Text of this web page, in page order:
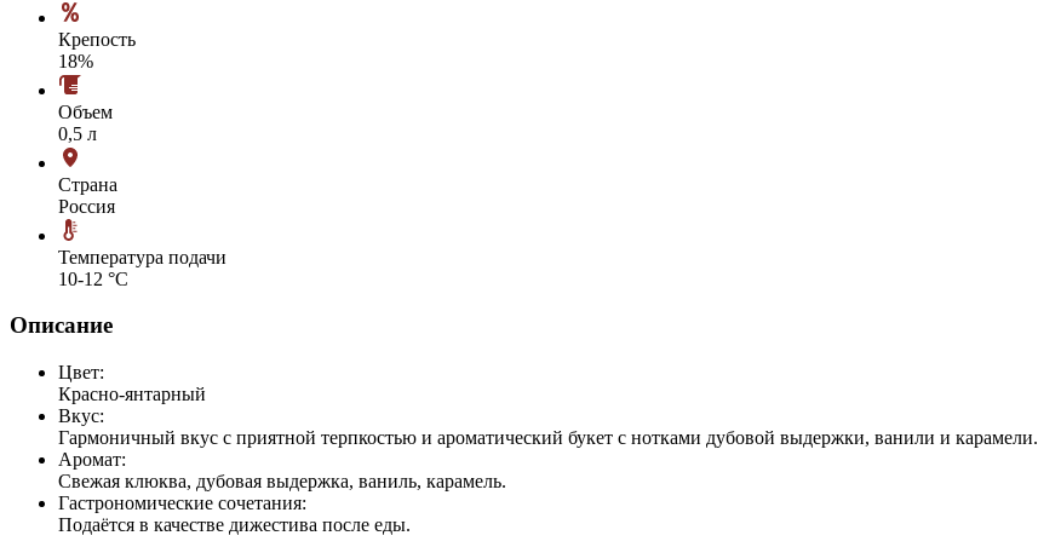
Крепость
18%
Объем
0,5 л
Страна
Россия
Температура подачи
10-12 °С
Описание
Цвет:
Красно-янтарный
Вкус:
Гармоничный вкус с приятной терпкостью и ароматический букет с нотками дубовой выдержки, ванили и карамели.
Аромат:
Свежая клюква, дубовая выдержка, ваниль, карамель.
Гастрономические сочетания:
Подаётся в качестве дижестива после еды.